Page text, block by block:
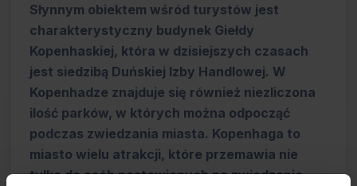
Słynnym obiektem wśród turystów jest
charakterystyczny budynek Giełdy
Kopenhaskiej, która w dzisiejszych czasach
jest siedzibą Duńskiej Izby Handlowej. W
Kopenhadze znajduje się również niezliczona
ilość parków, w których można odpocząć
podczas zwiedzania miasta. Kopenhaga to
miasto wielu atrakcji, które przemawia nie
tylko do osób nastawionych na zwiedzanie